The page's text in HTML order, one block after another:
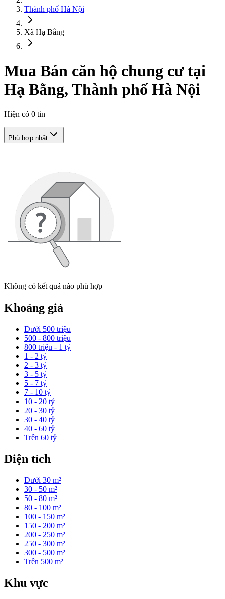
Thành phố Hà Nội
Xã Hạ Bằng
Mua Bán căn hộ chung cư tại
Hạ Bằng, Thành phố Hà Nội
Hiện có 0 tin
Phù hợp nhất
Không có kết quả nào phù hợp
Khoảng giá
Dưới 500 triệu
500 - 800 triệu
800 triệu - 1 tỷ
1 - 2 tỷ
2 - 3 tỷ
3 - 5 tỷ
5 - 7 tỷ
7 - 10 tỷ
10 - 20 tỷ
20 - 30 tỷ
30 - 40 tỷ
40 - 60 tỷ
Trên 60 tỷ
Diện tích
Dưới 30 m²
30 - 50 m²
50 - 80 m²
80 - 100 m²
100 - 150 m²
150 - 200 m²
200 - 250 m²
250 - 300 m²
300 - 500 m²
Trên 500 m²
Khu vực